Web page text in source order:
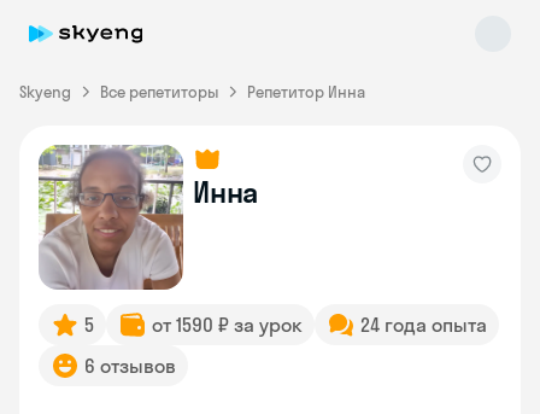
Skyeng Все репетиторы Репетитор Инна
Инна
5 от 1590 ₽ за урок
24 года опыта
6 отзывов
Skyeng Chat
online